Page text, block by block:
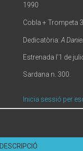
1990
Cobla + Trompeta
Dedicatòria: A
Estrenada l'1 de
Sardana n. 300.
Inicia sessió per
DESCRIPCIÓ